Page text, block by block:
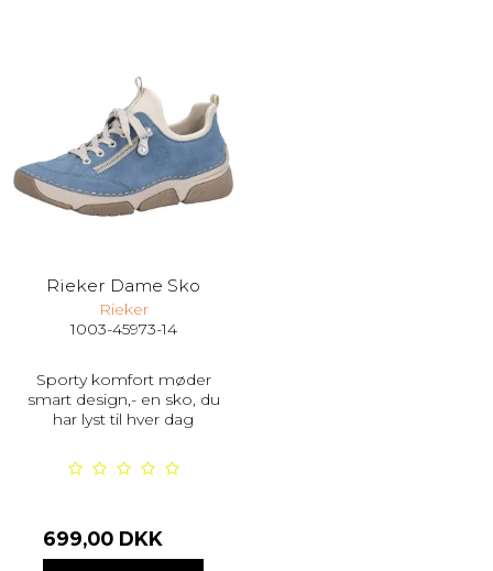
Rieker Dame Sko
Rieker
1003-45973-14
Sporty komfort møder
smart design,- en sko, du
har lyst til hver dag
699,00 DKK